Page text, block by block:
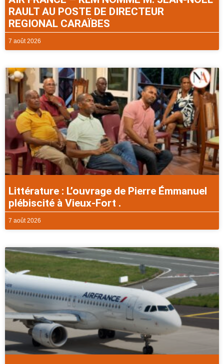
RAULT AU POSTE DE DIRECTEUR
REGIONAL CARAÏBES
7 août 2026
Littérature : L’ouvrage de Pierre Émmanuel
plébiscité à Vieux-Fort .
7 août 2026